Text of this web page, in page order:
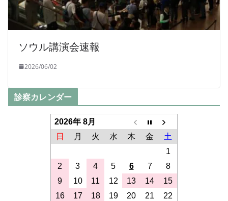
ソウル講演会速報
2026/06/02
診察カレンダー
2026年 8月
日
月 火 水 木 金
土
1
2
3 4 5 6 7
8
9
10 11 12 13 14
15
16
17 18 19 20 21
22